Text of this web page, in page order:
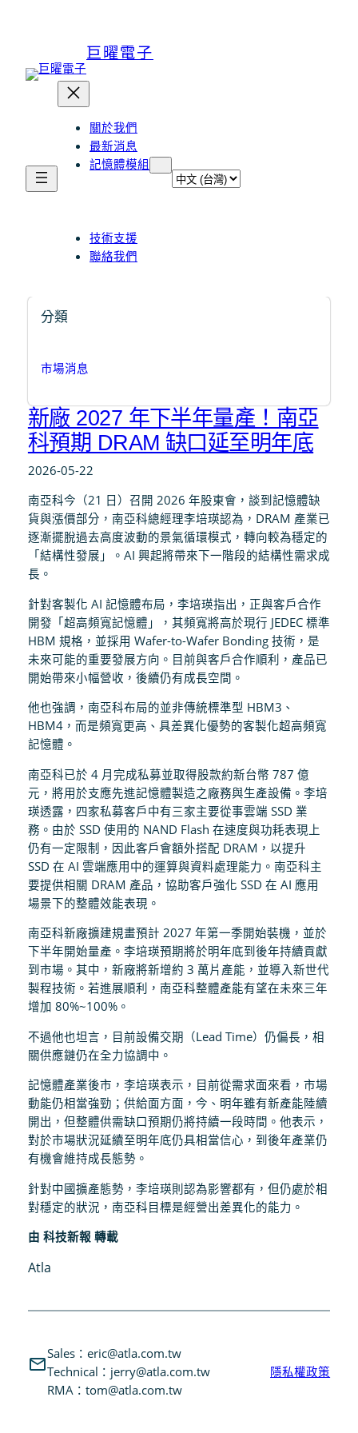
巨曜電子
關於我們
最新消息
記憶體模組
技術支援
聯絡我們
選
分類
市場消息
新廠 2027 年下半年量產！南亞
科預期 DRAM 缺口延至明年底
2026-05-22
南亞科今（21 日）召開 2026 年股東會，談到記憶體缺
貨與漲價部分，南亞科總經理李培瑛認為，DRAM 產業已
逐漸擺脫過去高度波動的景氣循環模式，轉向較為穩定的
「結構性發展」。AI 興起將帶來下一階段的結構性需求成
長。
針對客製化 AI 記憶體布局，李培瑛指出，正與客戶合作
開發「超高頻寬記憶體」，其頻寬將高於現行 JEDEC 標準
HBM 規格，並採用 Wafer-to-Wafer Bonding 技術，是
未來可能的重要發展方向。目前與客戶合作順利，產品已
開始帶來小幅營收，後續仍有成長空間。
他也強調，南亞科布局的並非傳統標準型 HBM3、
HBM4，而是頻寬更高、具差異化優勢的客製化超高頻寬
記憶體。
南亞科已於 4 月完成私募並取得股款約新台幣 787 億
元，將用於支應先進記憶體製造之廠務與生產設備。李培
瑛透露，四家私募客戶中有三家主要從事雲端 SSD 業
務。由於 SSD 使用的 NAND Flash 在速度與功耗表現上
仍有一定限制，因此客戶會額外搭配 DRAM，以提升
SSD 在 AI 雲端應用中的運算與資料處理能力。南亞科主
要提供相關 DRAM 產品，協助客戶強化 SSD 在 AI 應用
場景下的整體效能表現。
南亞科新廠擴建規畫預計 2027 年第一季開始裝機，並於
下半年開始量產。李培瑛預期將於明年底到後年持續貢獻
到市場。其中，新廠將新增約 3 萬片產能，並導入新世代
製程技術。若進展順利，南亞科整體產能有望在未來三年
增加 80%~100%。
不過他也坦言，目前設備交期（Lead Time）仍偏長，相
關供應鏈仍在全力協調中。
記憶體產業後市，李培瑛表示，目前從需求面來看，市場
動能仍相當強勁；供給面方面，今、明年雖有新產能陸續
開出，但整體供需缺口預期仍將持續一段時間。他表示，
對於市場狀況延續至明年底仍具相當信心，到後年產業仍
有機會維持成長態勢。
針對中國擴產態勢，李培瑛則認為影響都有，但仍處於相
對穩定的狀況，南亞科目標是經營出差異化的能力。
由 科技新報 轉載
Atla
Sales：eric@atla.com.tw
Technical：jerry@atla.com.tw
RMA：tom@atla.com.tw
隱私權政策